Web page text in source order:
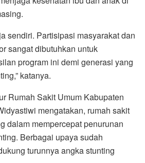
sendiri. Partisipasi masyarakat dan
sangat dibutuhkan untuk
program ini demi generasi yang
katanya.
Rumah Sakit Umum Kabupaten
mengatakan, rumah sakit
dalam mempercepat penurunan
Berbagai upaya sudah
turunnya angka stunting